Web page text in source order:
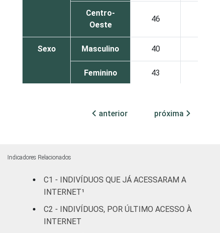
Centro-
Oeste
46
Sexo Masculino 40
Feminino 43
Educação
Faixa
anterior próxima
Indicadores Relacionados
C1 - INDIVÍDUOS QUE JÁ ACESSARAM A
INTERNET¹
C2 - INDIVÍDUOS, POR ÚLTIMO ACESSO À
INTERNET